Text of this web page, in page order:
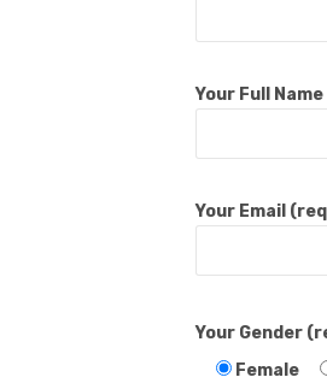
Your Full
Your Email
Your Gender
Female